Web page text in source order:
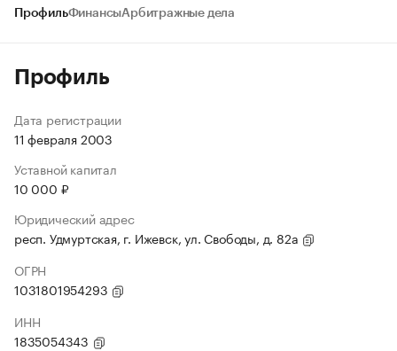
ПрофильФинансыАрбитражные дела
Профиль
Дата регистрации
11 февраля 2003
Уставной капитал
10 000 ₽
Юридический адрес
респ. Удмуртская, г. Ижевск, ул. Свободы, д. 82а
ОГРН
1031801954293
ИНН
1835054343